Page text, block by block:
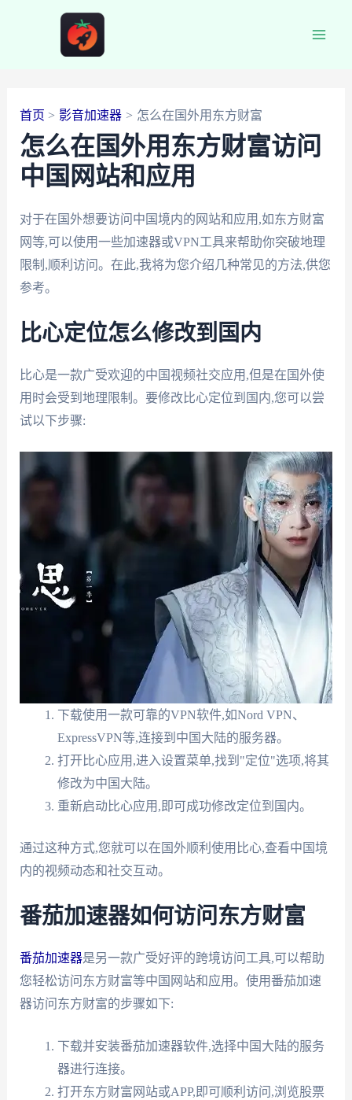
首页 影音加速器 怎么在国外用东方财富
怎么在国外用东方财富访问
中国网站和应用
对于在国外想要访问中国境内的网站和应用,如东方财富
网等,可以使用一些加速器或VPN工具来帮助你突破地理
限制,顺利访问。在此,我将为您介绍几种常见的方法,供您
参考。
比心定位怎么修改到国内
比心是一款广受欢迎的中国视频社交应用,但是在国外使
用时会受到地理限制。要修改比心定位到国内,您可以尝
试以下步骤:
下载使用一款可靠的VPN软件,如Nord VPN、
ExpressVPN等,连接到中国大陆的服务器。
打开比心应用,进入设置菜单,找到"定位"选项,将其
修改为中国大陆。
重新启动比心应用,即可成功修改定位到国内。
通过这种方式,您就可以在国外顺利使用比心,查看中国境
内的视频动态和社交互动。
番茄加速器如何访问东方财富
番茄加速器是另一款广受好评的跨境访问工具,可以帮助
您轻松访问东方财富等中国网站和应用。使用番茄加速
器访问东方财富的步骤如下:
下载并安装番茄加速器软件,选择中国大陆的服务
器进行连接。
打开东方财富网站或APP,即可顺利访问,浏览股票